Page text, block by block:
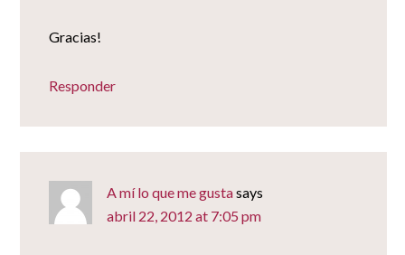
Gracias!
Responder
A mí lo que me gustasays
abril 22, 2012 at 7:05 pm